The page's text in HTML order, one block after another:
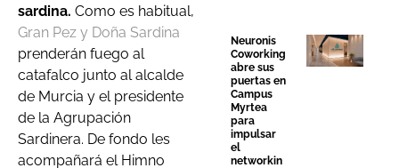
sardina. Como es habitual,
Gran Pez y Doña Sardina
prenderán fuego al
catafalco junto al alcalde
de Murcia y el presidente
de la Agrupación
Sardinera. De fondo les
acompañará el Himno
Neuronis
Coworking
abre sus
puertas en
Campus
Myrtea
para
impulsar
el
networkin